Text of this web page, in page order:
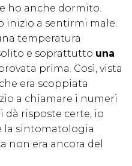
ho anche dormito.
inizio a sentirmi male.
temperatura
e soprattutto una
prima. Così, vista
era scoppiata
a chiamare i numeri
dà risposte certe, io
la sintomatologia
non era ancora del